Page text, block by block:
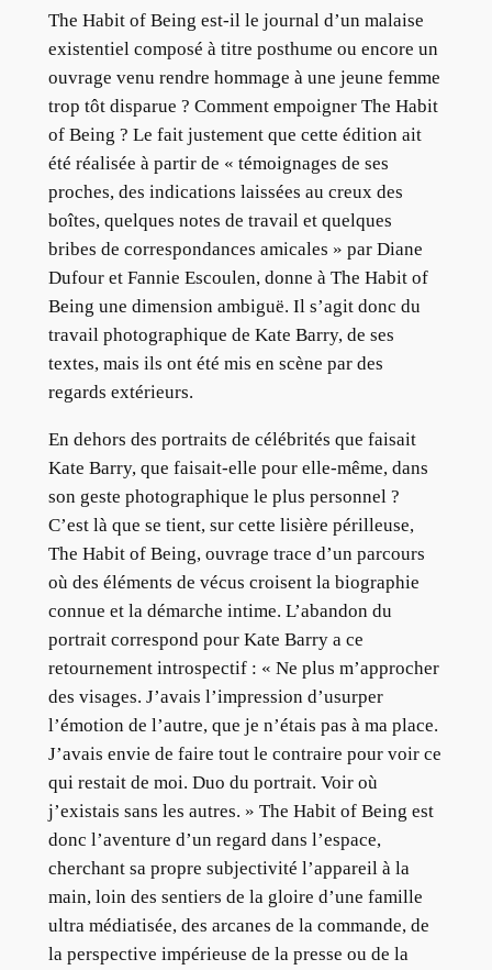
The Habit of Being est-il le journal d’un malaise
existentiel composé à titre posthume ou encore un
ouvrage venu rendre hommage à une jeune femme
trop tôt disparue ? Comment empoigner The Habit
of Being ? Le fait justement que cette édition ait
été réalisée à partir de « témoignages de ses
proches, des indications laissées au creux des
boîtes, quelques notes de travail et quelques
bribes de correspondances amicales » par Diane
Dufour et Fannie Escoulen, donne à The Habit of
Being une dimension ambiguë. Il s’agit donc du
travail photographique de Kate Barry, de ses
textes, mais ils ont été mis en scène par des
regards extérieurs.
En dehors des portraits de célébrités que faisait
Kate Barry, que faisait-elle pour elle-même, dans
son geste photographique le plus personnel ?
C’est là que se tient, sur cette lisière périlleuse,
The Habit of Being, ouvrage trace d’un parcours
où des éléments de vécus croisent la biographie
connue et la démarche intime. L’abandon du
portrait correspond pour Kate Barry a ce
retournement introspectif : « Ne plus m’approcher
des visages. J’avais l’impression d’usurper
l’émotion de l’autre, que je n’étais pas à ma place.
J’avais envie de faire tout le contraire pour voir ce
qui restait de moi. Duo du portrait. Voir où
j’existais sans les autres. » The Habit of Being est
donc l’aventure d’un regard dans l’espace,
cherchant sa propre subjectivité l’appareil à la
main, loin des sentiers de la gloire d’une famille
ultra médiatisée, des arcanes de la commande, de
la perspective impérieuse de la presse ou de la